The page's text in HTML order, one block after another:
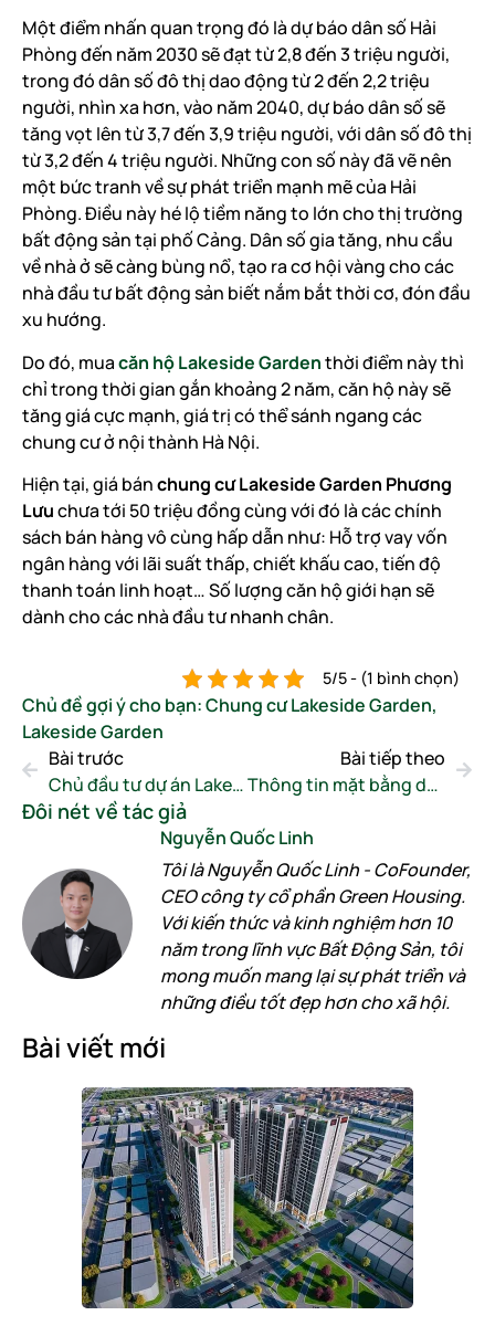
Một điểm nhấn quan trọng đó là dự báo dân số Hải
Phòng đến năm 2030 sẽ đạt từ 2,8 đến 3 triệu người,
trong đó dân số đô thị dao động từ 2 đến 2,2 triệu
người, nhìn xa hơn, vào năm 2040, dự báo dân số sẽ
tăng vọt lên từ 3,7 đến 3,9 triệu người, với dân số đô thị
từ 3,2 đến 4 triệu người. Những con số này đã vẽ nên
một bức tranh về sự phát triển mạnh mẽ của Hải
Phòng. Điều này hé lộ tiềm năng to lớn cho thị trường
bất động sản tại phố Cảng. Dân số gia tăng, nhu cầu
về nhà ở sẽ càng bùng nổ, tạo ra cơ hội vàng cho các
nhà đầu tư bất động sản biết nắm bắt thời cơ, đón đầu
xu hướng.
Do đó, muacăn hộ Lakeside Gardenthời điểm này thì
chỉ trong thời gian gắn khoảng 2 năm, căn hộ này sẽ
tăng giá cực mạnh, giá trị có thể sánh ngang các
chung cư ở nội thành Hà Nội.
Hiện tại, giá bánchung cư Lakeside Garden Phương
Lưuchưa tới 50 triệu đồng cùng với đó là các chính
sách bán hàng vô cùng hấp dẫn như: Hỗ trợ vay vốn
ngân hàng với lãi suất thấp, chiết khấu cao, tiến độ
thanh toán linh hoạt… Số lượng căn hộ giới hạn sẽ
dành cho các nhà đầu tư nhanh chân.
5/5 - (1 bình chọn)
Chủ đề gợi ý cho bạn:Chung cư Lakeside Garden,
Lakeside Garden
Bài trước
Chủ đầu tư dự án Lakeside Garden Hải Phòng là ai?
Bài tiếp theo
Thông tin mặt bằng dự án Lakeside Garden Hải Phòng
Đôi nét về tác giả
Nguyễn Quốc Linh
Tôi là Nguyễn Quốc Linh - CoFounder,
CEO công ty cổ phần Green Housing.
Với kiến thức và kinh nghiệm hơn 10
năm trong lĩnh vực Bất Động Sản, tôi
mong muốn mang lại sự phát triển và
những điều tốt đẹp hơn cho xã hội.
Bài viết mới